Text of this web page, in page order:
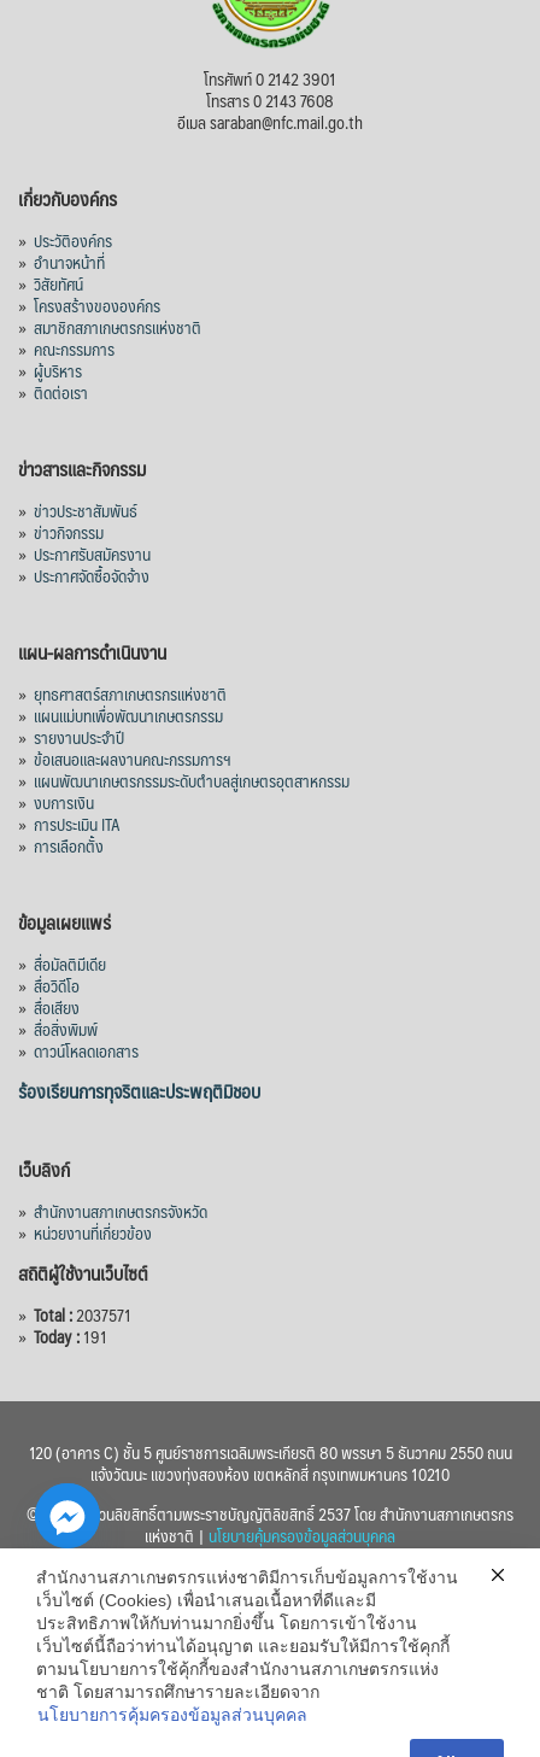
โทรศัพท์ 0 2142 3901
โทรสาร 0 2143 7608
อีเมล saraban@nfc.mail.go.th
เกี่ยวกับองค์กร
» ประวัติองค์กร
» อำนาจหน้าที่
» วิสัยทัศน์
» โครงสร้างขององค์กร
» สมาชิกสภาเกษตรกรแห่งชาติ
» คณะกรรมการ
» ผู้บริหาร
» ติดต่อเรา
ข่าวสารและกิจกรรม
» ข่าวประชาสัมพันธ์
» ข่าวกิจกรรม
» ประกาศรับสมัครงาน
» ประกาศจัดซื้อจัดจ้าง
แผน-ผลการดำเนินงาน
» ยุทธศาสตร์สภาเกษตรกรแห่งชาติ
» แผนแม่บทเพื่อพัฒนาเกษตรกรรม
» รายงานประจำปี
» ข้อเสนอและผลงานคณะกรรมการฯ
» แผนพัฒนาเกษตรกรรมระดับตำบลสู่เกษตรอุตสาหกรรม
» งบการเงิน
» การประเมิน ITA
» การเลือกตั้ง
ข้อมูลเผยแพร่
» สื่อมัลติมีเดีย
» สื่อวิดีโอ
» สื่อเสียง
» สื่อสิ่งพิมพ์
» ดาวน์โหลดเอกสาร
ร้องเรียนการทุจริตและประพฤติมิชอบ
เว็บลิงก์
» สำนักงานสภาเกษตรกรจังหวัด
» หน่วยงานที่เกี่ยวข้อง
สถิติผู้ใช้งานเว็บไซต์
» Total :2037571
» Today :191
120 (อาคาร C) ชั้น 5 ศูนย์ราชการเฉลิมพระเกียรติ 80 พรรษา 5 ธันวาคม 2550 ถนน
แจ้งวัฒนะ แขวงทุ่งสองห้อง เขตหลักสี่ กรุงเทพมหานคร 10210
© 2560 สงวนลิขสิทธิ์ตามพระราชบัญญัติลิขสิทธิ์ 2537 โดย สำนักงานสภาเกษตรกร
แห่งชาติ | นโยบายคุ้มครองข้อมูลส่วนบุคคล
สำนักงานสภาเกษตรกรแห่งชาติมีการเก็บข้อมูลการใช้งาน
เว็บไซต์ (Cookies) เพื่อนำเสนอเนื้อหาที่ดีและมี
ประสิทธิภาพให้กับท่านมากยิ่งขึ้น โดยการเข้าใช้งาน
เว็บไซต์นี้ถือว่าท่านได้อนุญาต และยอมรับให้มีการใช้คุกกี้
ตามนโยบายการใช้คุ้กกี้ของสำนักงานสภาเกษตรกรแห่ง
ชาติ โดยสามารถศึกษารายละเอียดจาก
นโยบายการคุ้มครองข้อมูลส่วนบุคคล
Hide
chaty